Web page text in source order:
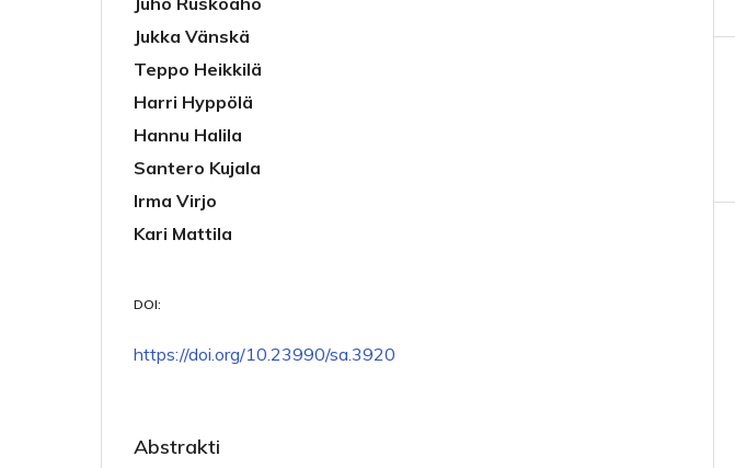
Jukka Vänskä
Teppo Heikkilä
Harri Hyppölä
Hannu Halila
Santero Kujala
Irma Virjo
Kari Mattila
DOI:
https://doi.org/10.23990/sa.3920
Abstrakti